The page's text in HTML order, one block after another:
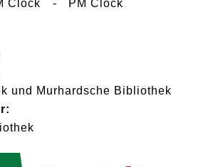
Clock
-
PM Clock
und Murhardsche Bibliothek